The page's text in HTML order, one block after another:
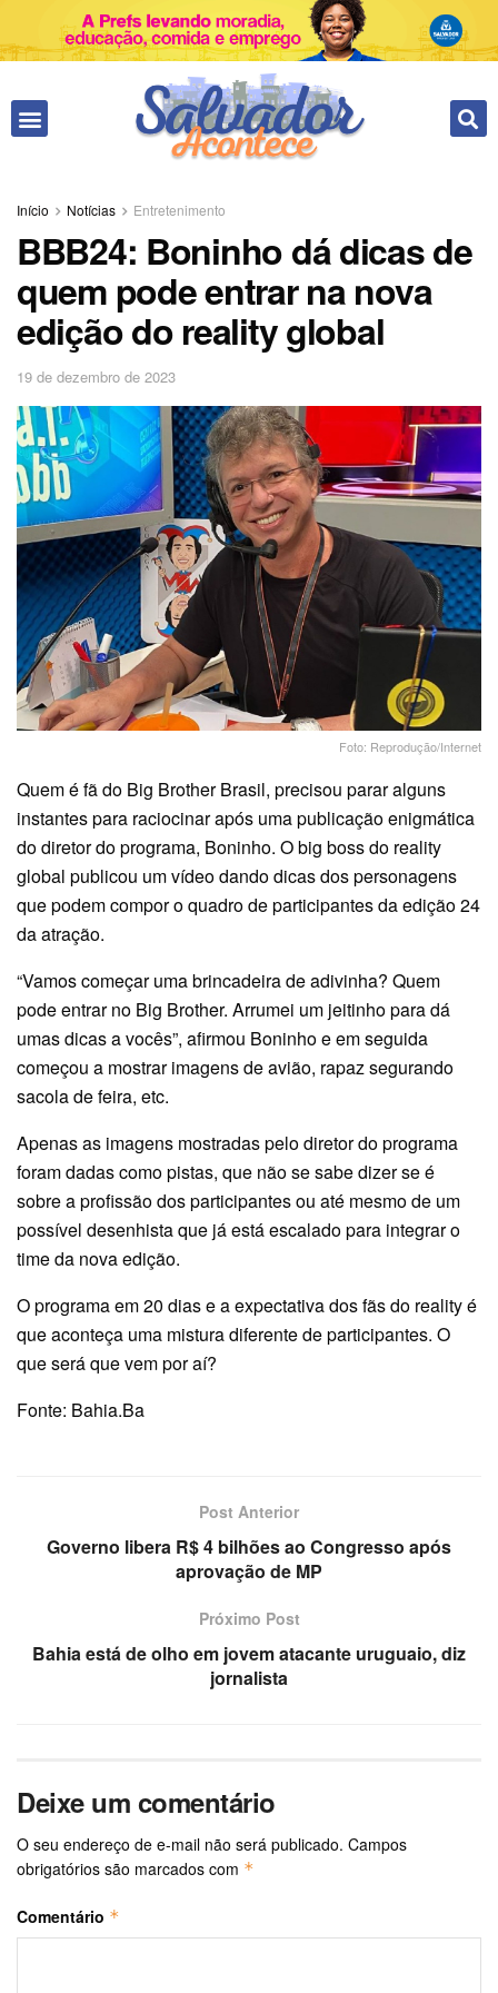
Início Notícias Entretenimento
BBB24: Boninho dá dicas de
quem pode entrar na nova
edição do reality global
19 de dezembro de 2023
Foto: Reprodução/Internet
Quem é fã do Big Brother Brasil, precisou parar alguns
instantes para raciocinar após uma publicação enigmática
do diretor do programa, Boninho. O big boss do reality
global publicou um vídeo dando dicas dos personagens
que podem compor o quadro de participantes da edição 24
da atração.
“Vamos começar uma brincadeira de adivinha? Quem
pode entrar no Big Brother. Arrumei um jeitinho para dá
umas dicas a vocês”, afirmou Boninho e em seguida
começou a mostrar imagens de avião, rapaz segurando
sacola de feira, etc.
Apenas as imagens mostradas pelo diretor do programa
foram dadas como pistas, que não se sabe dizer se é
sobre a profissão dos participantes ou até mesmo de um
possível desenhista que já está escalado para integrar o
time da nova edição.
O programa em 20 dias e a expectativa dos fãs do reality é
que aconteça uma mistura diferente de participantes. O
que será que vem por aí?
Fonte: Bahia.Ba
Post Anterior
Governo libera R$ 4 bilhões ao Congresso após
aprovação de MP
Próximo Post
Bahia está de olho em jovem atacante uruguaio, diz
jornalista
Deixe um comentário
O seu endereço de e-mail não será publicado. Campos
obrigatórios são marcados com *
Comentário *